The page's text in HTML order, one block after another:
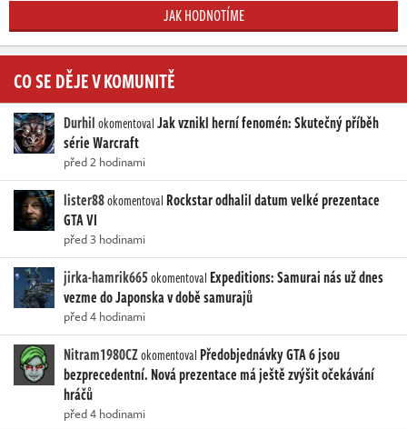
JAK HODNOTÍME
CO SE DĚJE V KOMUNITĚ
DurhilokomentovalJak vznikl herní fenomén: Skutečný příběh
série Warcraft
před 2 hodinami
lister88okomentoval Rockstar odhalil datum velké prezentace
GTA VI
před 3 hodinami
jirka-hamrik665okomentoval Expeditions: Samurai nás už dnes
vezme do Japonska v době samurajů
před 4 hodinami
Nitram1980CZokomentoval Předobjednávky GTA 6 jsou
bezprecedentní. Nová prezentace má ještě zvýšit očekávání
hráčů
před 4 hodinami